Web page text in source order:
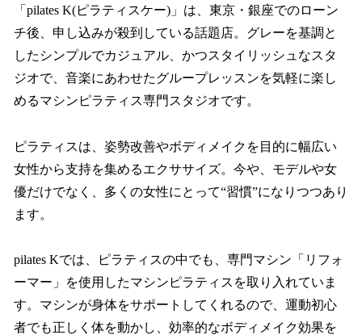
「pilates K(ピラティスケー)」は、東京・銀座でのローン
チ後、申し込みが殺到している話題店。グレーを基調と
したシンプルでカジュアル、かつスタイリッシュなスタ
ジオで、音楽にあわせたグループレッスンを気軽に楽し
めるマシンピラティス専門スタジオです。
ピラティスは、姿勢改善やボディメイクを目的に幅広い
女性から支持を集めるエクササイズ。今や、モデルや女
優だけでなく、多くの女性にとって“習慣”になりつつあり
ます。
pilates Kでは、ピラティスの中でも、専門マシン「リフォ
ーマー」を使用したマシンピラティスを取り入れていま
す。マシンが身体をサポートしてくれるので、運動初心
者でも正しく体を動かし、効率的なボディメイク効果を